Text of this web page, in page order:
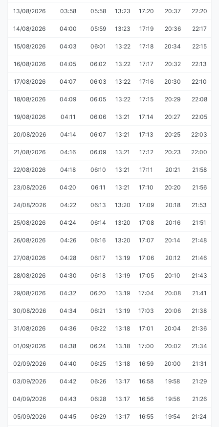
13/08/2026 03:58 05:58 13:23 17:20 20:37 22:20
14/08/2026 04:00 05:59 13:23 17:19 20:36 22:17
15/08/2026 04:03 06:01 13:22 17:18 20:34 22:15
16/08/2026 04:05 06:02 13:22 17:17 20:32 22:13
17/08/2026 04:07 06:03 13:22 17:16 20:30 22:10
18/08/2026 04:09 06:05 13:22 17:15 20:29 22:08
19/08/2026 04:11 06:06 13:21 17:14 20:27 22:05
20/08/2026 04:14 06:07 13:21 17:13 20:25 22:03
21/08/2026 04:16 06:09 13:21 17:12 20:23 22:00
22/08/2026 04:18 06:10 13:21 17:11 20:21 21:58
23/08/2026 04:20 06:11 13:21 17:10 20:20 21:56
24/08/2026 04:22 06:13 13:20 17:09 20:18 21:53
25/08/2026 04:24 06:14 13:20 17:08 20:16 21:51
26/08/2026 04:26 06:16 13:20 17:07 20:14 21:48
27/08/2026 04:28 06:17 13:19 17:06 20:12 21:46
28/08/2026 04:30 06:18 13:19 17:05 20:10 21:43
29/08/2026 04:32 06:20 13:19 17:04 20:08 21:41
30/08/2026 04:34 06:21 13:19 17:03 20:06 21:38
31/08/2026 04:36 06:22 13:18 17:01 20:04 21:36
01/09/2026 04:38 06:24 13:18 17:00 20:02 21:34
02/09/2026 04:40 06:25 13:18 16:59 20:00 21:31
03/09/2026 04:42 06:26 13:17 16:58 19:58 21:29
04/09/2026 04:43 06:28 13:17 16:56 19:56 21:26
05/09/2026 04:45 06:29 13:17 16:55 19:54 21:24